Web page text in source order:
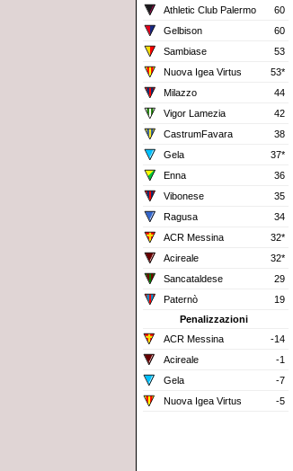
Athletic Club Palermo
60
Gelbison
60
Sambiase
53
Nuova Igea Virtus
53*
Milazzo
44
Vigor Lamezia
42
CastrumFavara
38
Gela
37*
Enna
36
Vibonese
35
Ragusa
34
ACR Messina
32*
Acireale
32*
Sancataldese
29
Paternò
19
Penalizzazioni
ACR Messina
-14
Acireale
-1
Gela
-7
Nuova Igea Virtus
-5